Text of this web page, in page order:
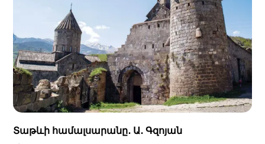
Տաթևի համալսարանը․ Ա․ Գզոյան